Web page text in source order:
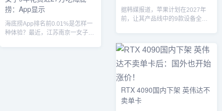
捞：App显示
海底捞App排名前0.01%是怎样一
种体验？最近，江苏南京一女子就
据韩媒报道，苹果计划在2027年
前，让其产品线中的9款设备全面
RTX 4090国内下架 英伟达不
卖单卡